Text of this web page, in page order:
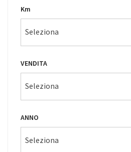
Km
Seleziona
VENDITA
Seleziona
ANNO
Seleziona